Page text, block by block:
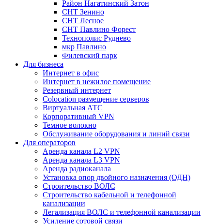
Район Нагатинский Затон
СНТ Зенино
СНТ Лесное
СНТ Павлино Форест
Технополис Руднево
мкр Павлино
Филевский парк
Для бизнеса
Интернет в офис
Интернет в нежилое помещение
Резервный интернет
Colocation размещение серверов
Виртуальная АТС
Корпоративный VPN
Темное волокно
Обслуживание оборудования и линий связи
Для операторов
Аренда канала L2 VPN
Аренда канала L3 VPN
Аренда радиоканала
Установка опор двойного назначения (ОДН)
Строительство ВОЛС
Строительство кабельной и телефонной
канализации
Легализация ВОЛС и телефонной канализации
Усиление сотовой связи